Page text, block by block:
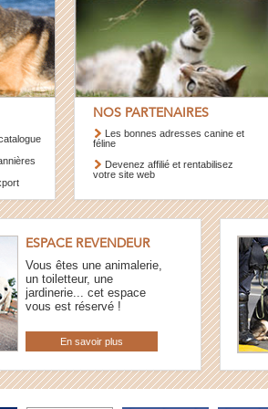
NOS PARTENAIRES
Les bonnes adresses canine et
féline
Devenez affilié et rentabilisez
votre site web
ESPACE REVENDEUR
Vous êtes une animalerie,
un toiletteur, une
jardinerie... cet espace
vous est réservé !
En savoir plus